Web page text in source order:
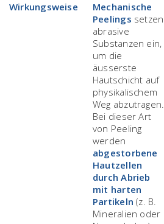
Wirkungsweise
Mechanische
Peelings setzen
abrasive
Substanzen ein,
um die
äusserste
Hautschicht auf
physikalischem
Weg abzutragen.
Bei dieser Art
von Peeling
werden
abgestorbene
Hautzellen
durch Abrieb
mit harten
Partikeln (z. B.
Mineralien oder